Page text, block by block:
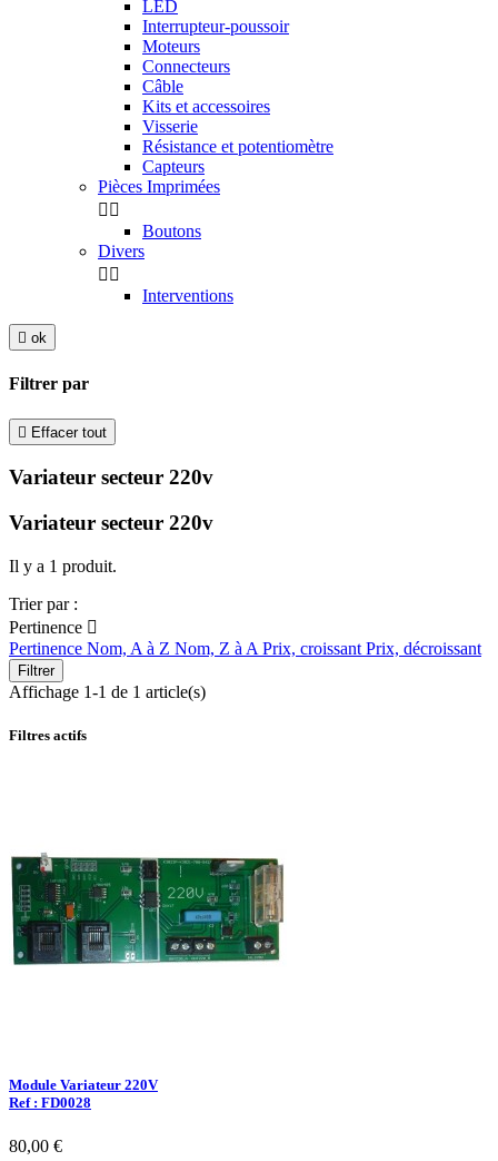
LED
Interrupteur-poussoir
Moteurs
Connecteurs
Câble
Kits et accessoires
Visserie
Résistance et potentiomètre
Capteurs
Pièces Imprimées
 
Boutons
Divers
 
Interventions
 ok
Filtrer par
 Effacer tout
Variateur secteur 220v
Variateur secteur 220v
Il y a 1 produit.
Trier par :
Pertinence 
Pertinence Nom, A à Z Nom, Z à A Prix, croissant Prix, décroissant
Filtrer
Affichage 1-1 de 1 article(s)
Filtres actifs
Module Variateur 220V
Ref : FD0028
80,00 €